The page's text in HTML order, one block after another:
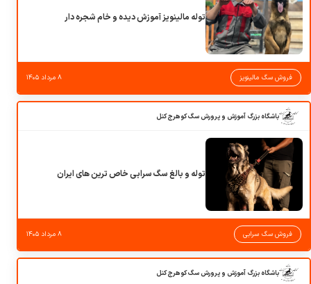
توله مالینویز آموزش دیده و خام شجره دار
فروش سگ مالینویز ۸ مرداد ۱۴۰۵
باشگاه بزرگ آموزش و پرورش سگ کوهرج کنل
توله و بالغ سگ سرابی خاص ترین های ایران
فروش سگ سرابی ۸ مرداد ۱۴۰۵
باشگاه بزرگ آموزش و پرورش سگ کوهرج کنل